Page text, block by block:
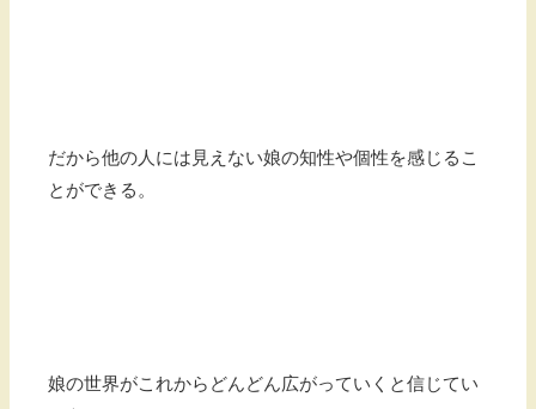
だから他の人には見えない娘の知性や個性を感じるこ
とができる。
娘の世界がこれからどんどん広がっていくと信じてい